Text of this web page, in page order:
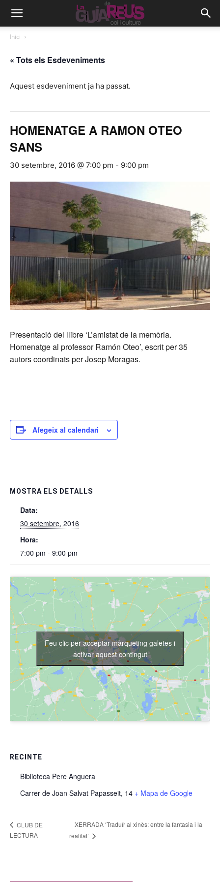
Inici
« Tots els Esdeveniments
Aquest esdeveniment ja ha passat.
HOMENATGE A RAMON OTEO
SANS
30 setembre, 2016 @ 7:00 pm - 9:00 pm
Presentació del llibre ‘L’amistat de la memòria.
Homenatge al professor Ramón Oteo’, escrit per 35
autors coordinats per Josep Moragas.
Afegeix al calendari
MOSTRA ELS DETALLS
Data:
30 setembre, 2016
Hora:
7:00 pm - 9:00 pm
RECINTE
Biblioteca Pere Anguera
Carrer de Joan Salvat Papasseit, 14 + Mapa de Google
Feu clic per acceptar màrqueting galetes i
activar aquest contingut
CLUB DE
LECTURA
XERRADA ‘Traduïr al xinès: entre la fantasia i la
realitat’